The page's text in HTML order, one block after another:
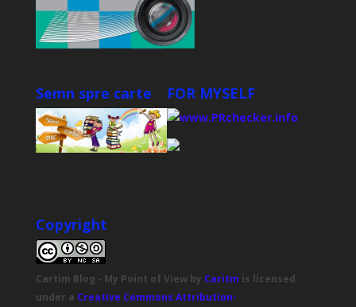
Semn spre carte FOR MYSELF
Copyright
Cartim Blog - My Point of Viewby Caritm is licensed
under a Creative Commons Attribution-